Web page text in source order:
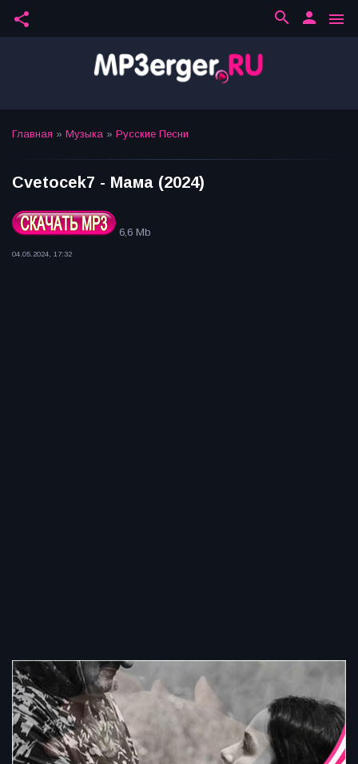
share menu
person
search
Главная » Музыка » Русские Песни
Cvetocek7 - Мама (2024)
6,6 Mb
04.05.2024, 17:32